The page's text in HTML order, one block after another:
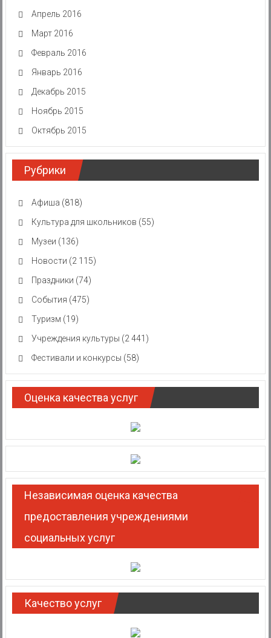
Апрель 2016
Март 2016
Февраль 2016
Январь 2016
Декабрь 2015
Ноябрь 2015
Октябрь 2015
Рубрики
Афиша (818)
Культура для школьников (55)
Музеи (136)
Новости (2 115)
Праздники (74)
События (475)
Туризм (19)
Учреждения культуры (2 441)
Фестивали и конкурсы (58)
Оценка качества услуг
Независимая оценка качества
предоставления учреждениями
социальных услуг
Качество услуг